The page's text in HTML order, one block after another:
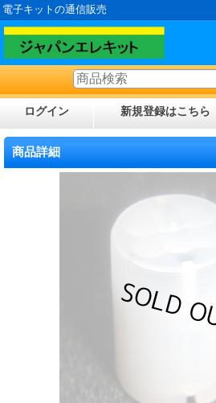
電子キットの通信販売
ログイン 新規登録はこちら
商品詳細